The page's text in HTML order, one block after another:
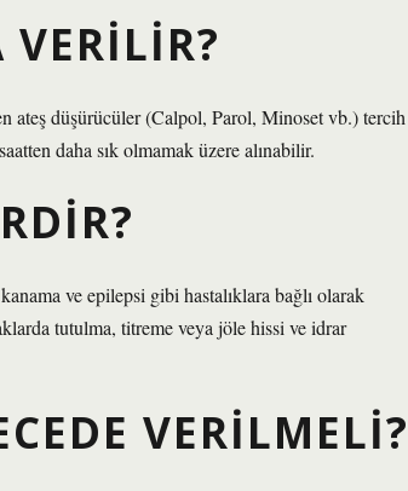
VERILIR?
ateş düşürücüler (Calpol, Parol, Minoset vb.) tercih
daha sık olmamak üzere alınabilir.
ve epilepsi gibi hastalıklara bağlı olarak
tutulma, titreme veya jöle hissi ve idrar
VERILMELI?